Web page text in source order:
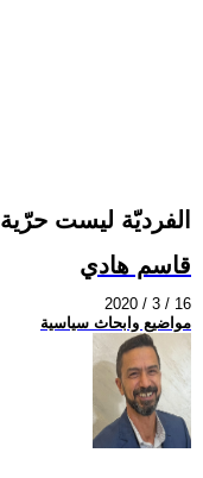
الفرديّة ليست حرّية
قاسم هادي
2020 / 3 / 16
مواضيع وابحاث سياسية